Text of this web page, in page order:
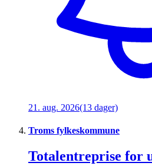
21. aug. 2026(13 dager)
Troms fylkeskommune
Totalentreprise for